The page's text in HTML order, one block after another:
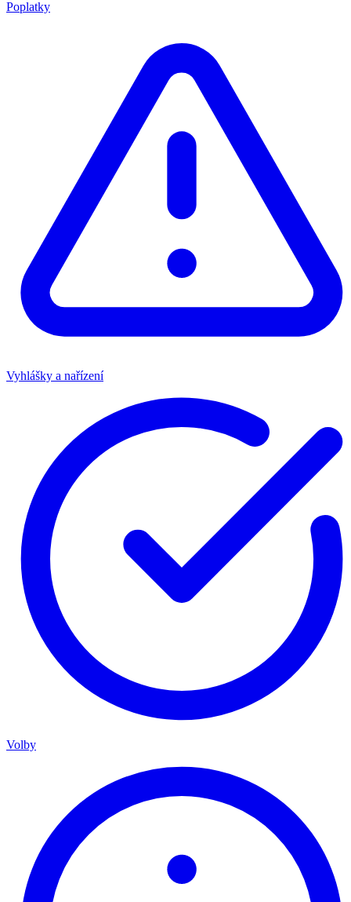
Poplatky
Vyhlášky a nařízení
Volby